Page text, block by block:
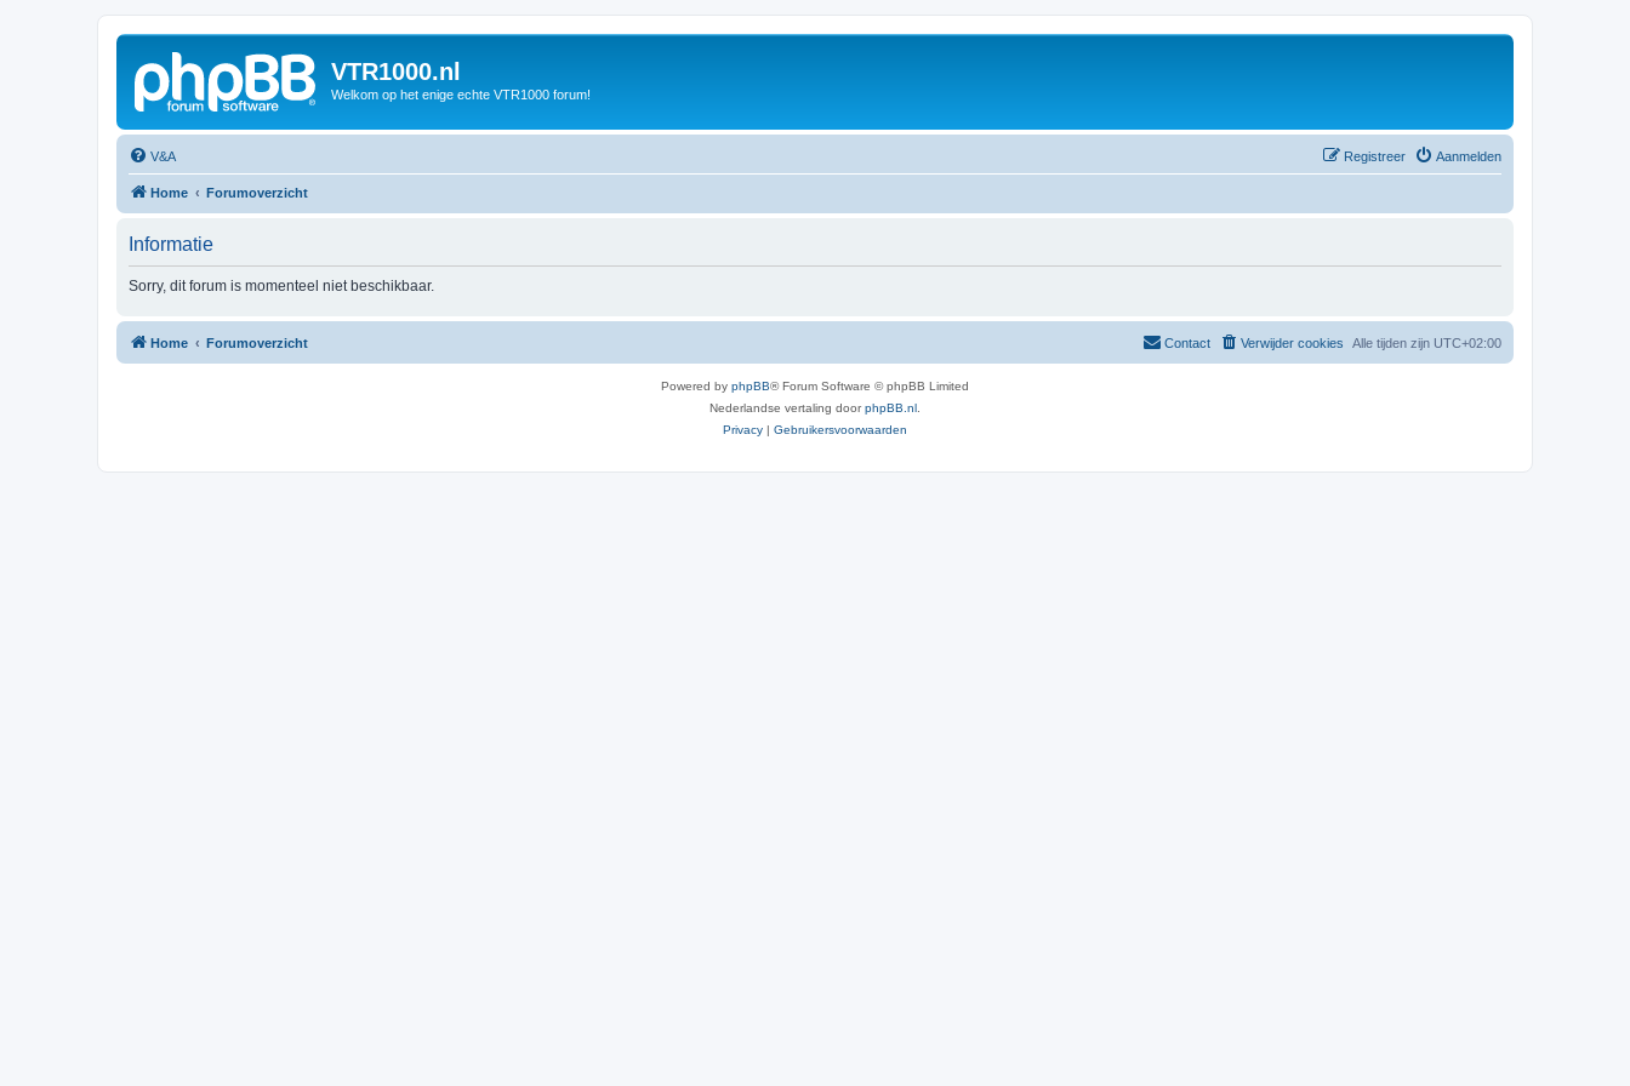
VTR1000.nl
Welkom op het enige echte VTR1000 forum!
V&A Aanmelden
Registreer
Home Forumoverzicht
Informatie
Sorry, dit forum is momenteel niet beschikbaar.
Home Forumoverzicht Alle tijden zijn UTC+02:00
Verwijder cookies
Contact
Powered by phpBB® Forum Software © phpBB Limited
Nederlandse vertaling doorphpBB.nl
Privacy | Gebruikersvoorwaarden